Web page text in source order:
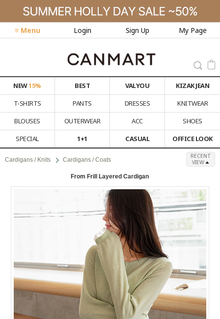
≡ Menu Login Sign Up My Page
NEW15% BEST VALYOU
KIZAK JEAN
T-SHIRTS
PANTS DRESSES
KNITWEAR
BLOUSES
OUTERWEAR ACC
SHOES
SPECIAL
1+1 CASUAL OFFICE LOOK
Cardigans / Knits Cardigans / Coats
RECENT
VIEW
From Frill Layered Cardigan